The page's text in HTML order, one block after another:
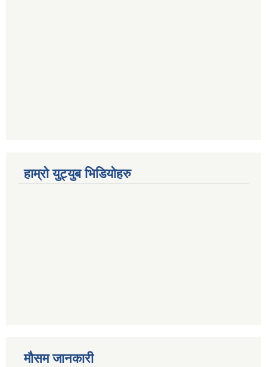
हाम्रो युट्युब भिडियोहरु
मौसम जानकारी